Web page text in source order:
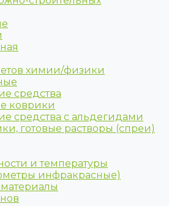
химии/физики
средства
коврики
средства с альдегидами
готовые растворы (спреи)
и температуры
инфракрасные)